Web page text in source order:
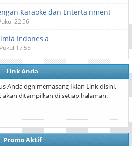
Karaoke dan Entertainment
22.56
Indonesia
17.55
Link Anda
Anda dgn memasang Iklan Link disini,
akan ditampilkan di setiap halaman.
Promo Aktif